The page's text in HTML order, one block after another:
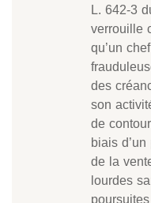
L. 642-3
verrouille
qu’un
des
son
de
biais
de la
lourdes